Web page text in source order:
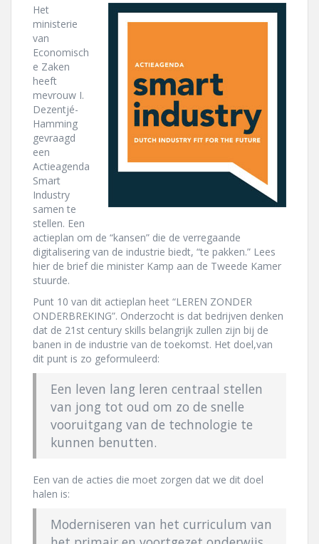
Het
ministerie
van
Economisch
e Zaken
heeft
mevrouw I.
Dezentjé-
Hamming
gevraagd
een
Actieagenda
Smart
Industry
samen te
stellen. Een
actieplan om de “kansen” die de verregaande
digitalisering van de industrie biedt, “te pakken.” Lees
hier de brief die minister Kamp aan de Tweede Kamer
stuurde.
Punt 10 van dit actieplan heet “LEREN ZONDER
ONDERBREKING”. Onderzocht is dat bedrijven denken
dat de 21st century skills belangrijk zullen zijn bij de
banen in de industrie van de toekomst. Het doel,van
dit punt is zo geformuleerd:
Een leven lang leren centraal stellen
van jong tot oud om zo de snelle
vooruitgang van de technologie te
kunnen benutten.
Een van de acties die moet zorgen dat we dit doel
halen is:
Moderniseren van het curriculum van